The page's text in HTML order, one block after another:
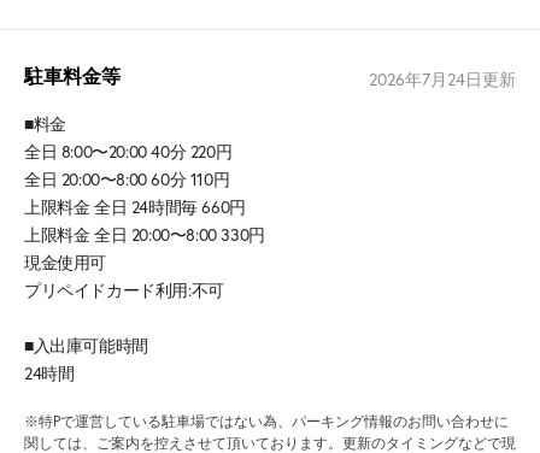
駐車料金等 2026年7月24日更新
■料金
全日 8:00〜20:00 40分 220円
全日 20:00〜8:00 60分 110円
上限料金 全日 24時間毎 660円
上限料金 全日 20:00〜8:00 330円
現金使用可
プリペイドカード利用:不可
■入出庫可能時間
24時間
※特Pで運営している駐車場ではない為、パーキング情報のお問い合わせに
関しては、ご案内を控えさせて頂いております。更新のタイミングなどで現